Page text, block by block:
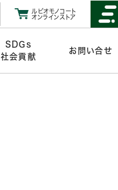
ルビオモノコート
オンラインストア
SDGs
社会貢献
お問い合せ